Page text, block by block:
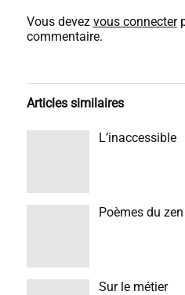
Vous devez vous connecter
commentaire.
Articles similaires
L’inaccessible
Poèmes du
Sur le métier